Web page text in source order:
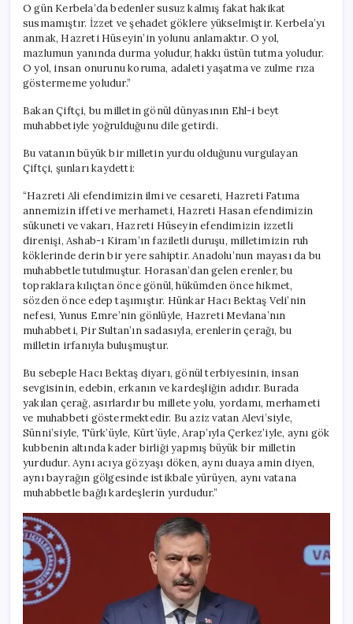
O gün Kerbela’da bedenler susuz kalmış fakat hakikat
susmamıştır. İzzet ve şehadet göklere yükselmiştir. Kerbela’yı
anmak, Hazreti Hüseyin’in yolunu anlamaktır. O yol,
mazlumun yanında durma yoludur, hakkı üstün tutma yoludur.
O yol, insan onurunu koruma, adaleti yaşatma ve zulme rıza
göstermeme yoludur.”
Bakan Çiftçi, bu milletin gönül dünyasının Ehl-i beyt
muhabbetiyle yoğrulduğunu dile getirdi.
Bu vatanın büyük bir milletin yurdu olduğunu vurgulayan
Çiftçi, şunları kaydetti:
“Hazreti Ali efendimizin ilmi ve cesareti, Hazreti Fatıma
annemizin iffeti ve merhameti, Hazreti Hasan efendimizin
sükuneti ve vakarı, Hazreti Hüseyin efendimizin izzetli
direnişi, Ashab-ı Kiram’ın faziletli duruşu, milletimizin ruh
köklerinde derin bir yere sahiptir. Anadolu’nun mayası da bu
muhabbetle tutulmuştur. Horasan’dan gelen erenler, bu
topraklara kılıçtan önce gönül, hükümden önce hikmet,
sözden önce edep taşımıştır. Hünkar Hacı Bektaş Veli’nin
nefesi, Yunus Emre’nin gönlüyle, Hazreti Mevlana’nın
muhabbeti, Pir Sultan’ın sadasıyla, erenlerin çerağı, bu
milletin irfanıyla buluşmuştur.
Bu sebeple Hacı Bektaş diyarı, gönül terbiyesinin, insan
sevgisinin, edebin, erkanın ve kardeşliğin adıdır. Burada
yakılan çerağ, asırlardır bu millete yolu, yordamı, merhameti
ve muhabbeti göstermektedir. Bu aziz vatan Alevi’siyle,
Sünni’siyle, Türk’üyle, Kürt’üyle, Arap’ıyla Çerkez’iyle, aynı gök
kubbenin altında kader birliği yapmış büyük bir milletin
yurdudur. Aynı acıya gözyaşı döken, aynı duaya amin diyen,
aynı bayrağın gölgesinde istikbale yürüyen, aynı vatana
muhabbetle bağlı kardeşlerin yurdudur.”